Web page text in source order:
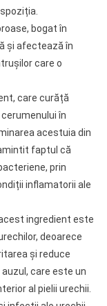
bogat în
și afectează în
care o
care curăță
în
acestuia din
faptul că
prin
inflamatorii ale
ingredient este
deoarece
și reduce
care este un
al pielii urechii.